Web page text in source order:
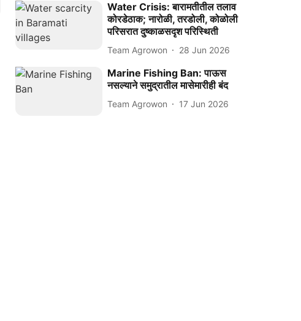
Water Crisis: बारामतीतील तलाव
कोरडेठाक; नारोळी, तरडोली, कोळोली
परिसरात दुष्काळसदृश परिस्थिती
Team Agrowon 28 Jun 2026
Marine Fishing Ban: पाऊस
नसल्याने समुद्रातील मासेमारीही बंद
Team Agrowon 17 Jun 2026